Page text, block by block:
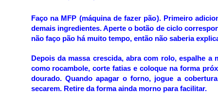
Faço na MFP (máquina de fazer pão). Primeiro
demais ingredientes. Aperte o botão de ciclo
não faço pão há muito tempo, então não saberia
Depois da massa crescida, abra com rolo, espalhe
como rocambole, corte fatias e coloque na forma
dourado. Quando apagar o forno, jogue a
secarem. Retire da forma ainda morno para facilitar.